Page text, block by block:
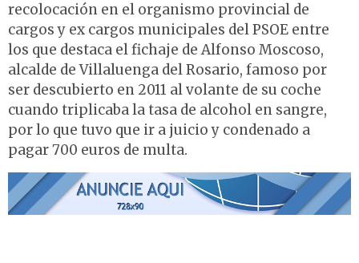
recolocación en el organismo provincial de
cargos y ex cargos municipales del PSOE entre
los que destaca el fichaje de Alfonso Moscoso,
alcalde de Villaluenga del Rosario, famoso por
ser descubierto en 2011 al volante de su coche
cuando triplicaba la tasa de alcohol en sangre,
por lo que tuvo que ir a juicio y condenado a
pagar 700 euros de multa.